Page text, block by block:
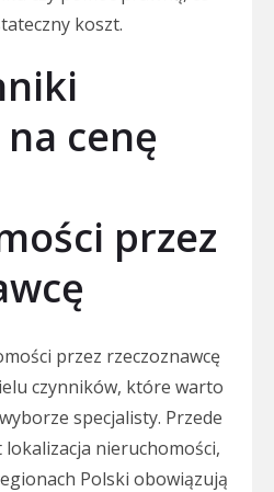
koszt.
cenę
przez
przez rzeczoznawcę
czynników, które warto
specjalisty. Przede
nieruchomości,
Polski obowiązują